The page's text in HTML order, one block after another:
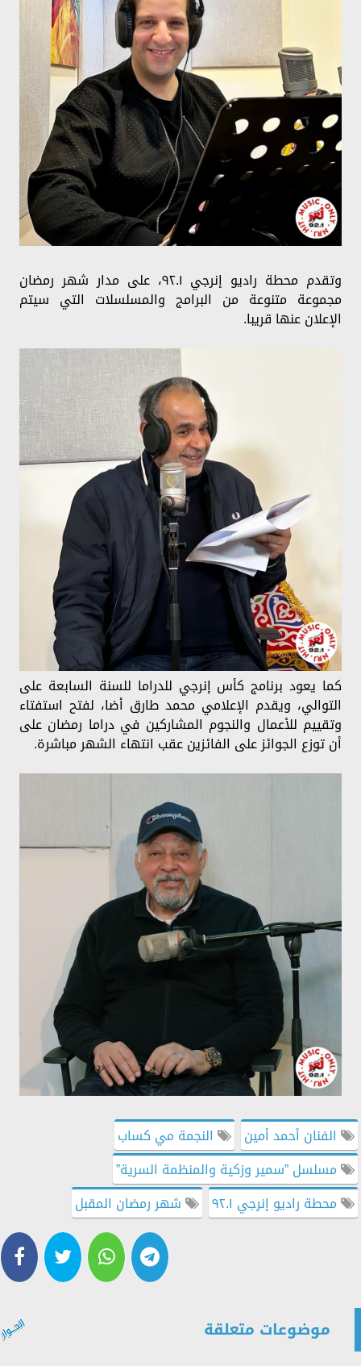
وتقدم محطة راديو إنرجي ٩٢.١، على مدار شهر رمضان
مجموعة متنوعة من البرامج والمسلسلات التي سيتم
الإعلان عنها قريبا.
كما يعود برنامج كأس إنرجي للدراما للسنة السابعة على
التوالي، ويقدم الإعلامي محمد طارق أضا، لفتح استفتاء
وتقييم للأعمال والنجوم المشاركين في دراما رمضان على
أن توزع الجوائز على الفائزين عقب انتهاء الشهر مباشرة.
الفنان أحمد أمين
النجمة مي كساب
مسلسل ”سمير وزكية والمنظمة السرية”
محطة راديو إنرجي ٩٢.١
شهر رمضان المقبل
موضوعات متعلقة